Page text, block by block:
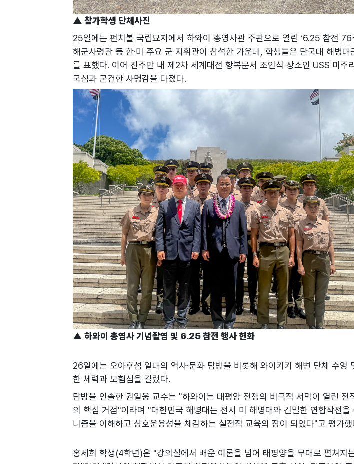
▲ 참가학생 단체사진
25일에는 펀치볼 국립묘지에서 하와이 총영사관 주관으로 열린 ‘6.25 참전
해군사령관 등 한·미 주요 군 지휘관이 참석한 가운데, 학생들은 단국대 해병
를 표했다. 이어 진주만 내 제2차 세계대전 항복문서 조인식 장소인 USS 미
국심과 굳건한 사명감을 다졌다.
▲ 하와이 총영사 기념촬영 및 6.25 참전 행사 헌화
26일에는 오아후섬 일대의 역사·문화 탐방을 비롯해 와이키키 해변 단체 수
한 체력과 모험심을 길렀다.
탐방을 인솔한 권일웅 교수는 "하와이는 태평양 전쟁의 비극적 서막이 열린
의 핵심 거점"이라며 "대한민국 해병대는 전시 미 해병대와 긴밀한 연합작전
니즘을 이해하고 상호운용성을 체감하는 실전적 교육의 장이 되었다"고 평가했
홍세희 학생(4학년)은 "강의실에서 배운 이론을 넘어 태평양을 무대로 펼쳐지